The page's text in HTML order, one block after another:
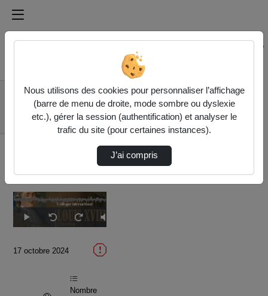
Médiathèque de l'université Paris
Rechercher un média sur Médiathèque de l'université
Accueil
Vidéos
Conférence
inaugurale Philip
MANSEL (Socie…
Lecture
Seek
back
Seek
forward
17 octobre 2024
Nombre
Nous utilisons des cookies pour personnaliser l’affichage
(barre de menu de droite, mode sombre ou dyslexie
etc.), gérer la session (authentification) et analyser le
trafic du site (pour certaines instances).
J’ai compris